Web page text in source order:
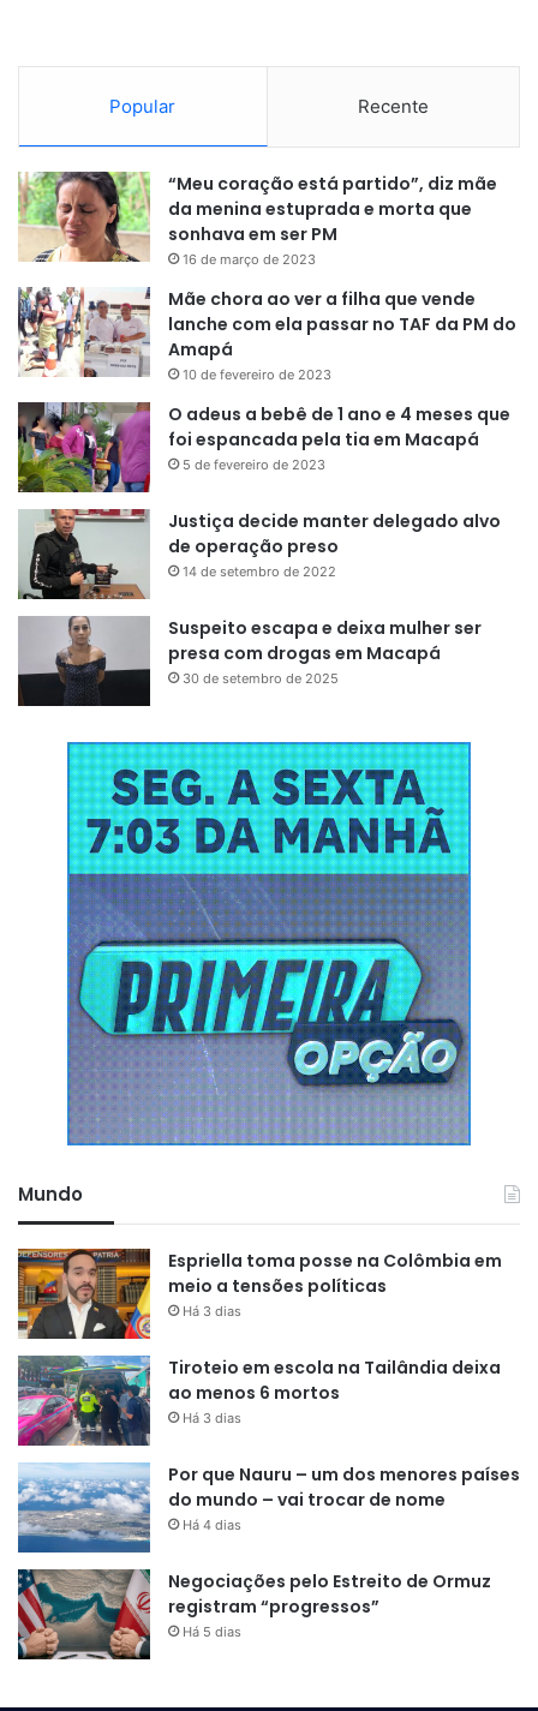
Popular Recente
“Meu coração está partido”, diz mãe
da menina estuprada e morta que
sonhava em ser PM
16 de março de 2023
Mãe chora ao ver a filha que vende
lanche com ela passar no TAF da PM do
Amapá
10 de fevereiro de 2023
O adeus a bebê de 1 ano e 4 meses que
foi espancada pela tia em Macapá
5 de fevereiro de 2023
Justiça decide manter delegado alvo
de operação preso
14 de setembro de 2022
Suspeito escapa e deixa mulher ser
presa com drogas em Macapá
30 de setembro de 2025
Mundo
Espriella toma posse na Colômbia em
meio a tensões políticas
Há 3 dias
Tiroteio em escola na Tailândia deixa
ao menos 6 mortos
Há 3 dias
Por que Nauru – um dos menores países
do mundo – vai trocar de nome
Há 4 dias
Negociações pelo Estreito de Ormuz
registram “progressos”
Há 5 dias